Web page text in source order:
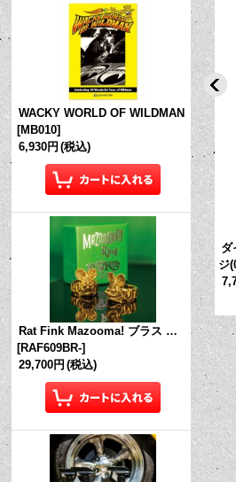
WACKY WORLD OF WILDMAN
[MB010]
6,930円 (税込)
Rat Fink Mazooma! ブラス リング
[RAF609BR-]
29,700円 (税込)
ト IG017
ダ
ジ